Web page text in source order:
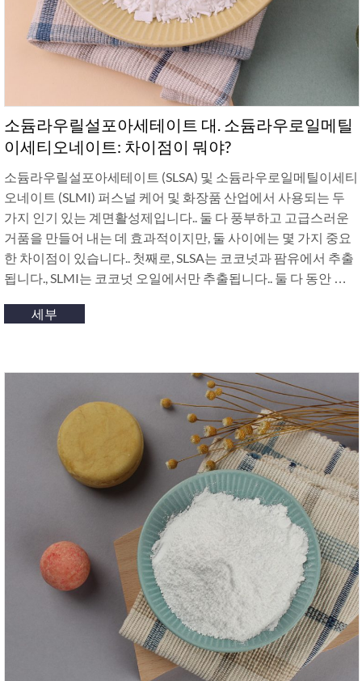
소듐라우릴설포아세테이트 대. 소듐라우로일메틸
이세티오네이트: 차이점이 뭐야?
소듐라우릴설포아세테이트 (SLSA) 및 소듐라우로일메틸이세티
오네이트 (SLMI) 퍼스널 케어 및 화장품 산업에서 사용되는 두
가지 인기 있는 계면활성제입니다.. 둘 다 풍부하고 고급스러운
거품을 만들어 내는 데 효과적이지만, 둘 사이에는 몇 가지 중요
한 차이점이 있습니다.. 첫째로, SLSA는 코코넛과 팜유에서 추출
됩니다., SLMI는 코코넛 오일에서만 추출됩니다.. 둘 다 동안 …
세부